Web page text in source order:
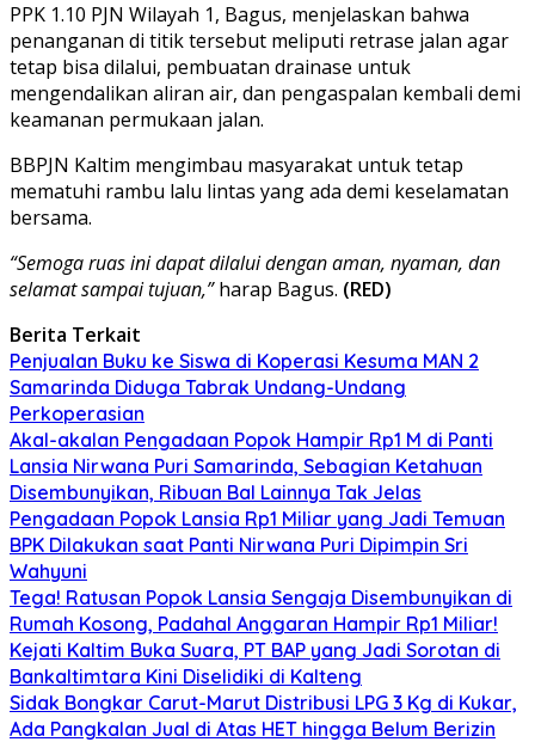
PPK 1.10 PJN Wilayah 1, Bagus, menjelaskan bahwa
penanganan di titik tersebut meliputi retrase jalan agar
tetap bisa dilalui, pembuatan drainase untuk
mengendalikan aliran air, dan pengaspalan kembali demi
keamanan permukaan jalan.
BBPJN Kaltim mengimbau masyarakat untuk tetap
mematuhi rambu lalu lintas yang ada demi keselamatan
bersama.
“Semoga ruas ini dapat dilalui dengan aman, nyaman, dan
selamat sampai tujuan,”harap Bagus. (RED)
Berita Terkait
Penjualan Buku ke Siswa di Koperasi Kesuma MAN 2
Samarinda Diduga Tabrak Undang-Undang
Perkoperasian
Akal-akalan Pengadaan Popok Hampir Rp1 M di Panti
Lansia Nirwana Puri Samarinda, Sebagian Ketahuan
Disembunyikan, Ribuan Bal Lainnya Tak Jelas
Pengadaan Popok Lansia Rp1 Miliar yang Jadi Temuan
BPK Dilakukan saat Panti Nirwana Puri Dipimpin Sri
Wahyuni
Tega! Ratusan Popok Lansia Sengaja Disembunyikan di
Rumah Kosong, Padahal Anggaran Hampir Rp1 Miliar!
Kejati Kaltim Buka Suara, PT BAP yang Jadi Sorotan di
Bankaltimtara Kini Diselidiki di Kalteng
Sidak Bongkar Carut-Marut Distribusi LPG 3 Kg di Kukar,
Ada Pangkalan Jual di Atas HET hingga Belum Berizin